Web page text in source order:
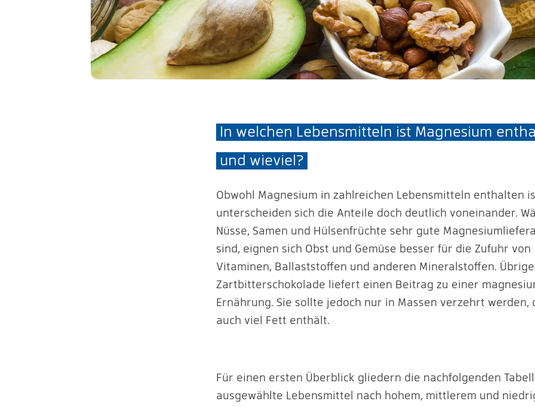
In welchen Lebensmitteln ist Magnesium
und wieviel?
Obwohl Magnesium in zahlreichen Lebensmitteln enthalten
unterscheiden sich die Anteile doch deutlich voneinander.
Nüsse, Samen und Hülsenfrüchte sehr gute
sind, eignen sich Obst und Gemüse besser für die Zufuhr von
Vitaminen, Ballaststoffen und anderen Mineralstoffen.
Zartbitterschokolade liefert einen Beitrag zu einer
Ernährung. Sie sollte jedoch nur in Massen verzehrt werden,
auch viel Fett enthält.
Für einen ersten Überblick gliedern die nachfolgenden
ausgewählte Lebensmittel nach hohem, mittlerem und